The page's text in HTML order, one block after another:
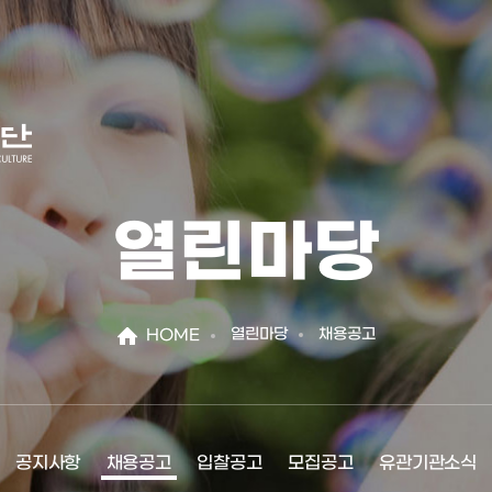
열린마당
HOME 열린마당 채용공고
공지사항 채용공고 입찰공고 모집공고 유관기관소식